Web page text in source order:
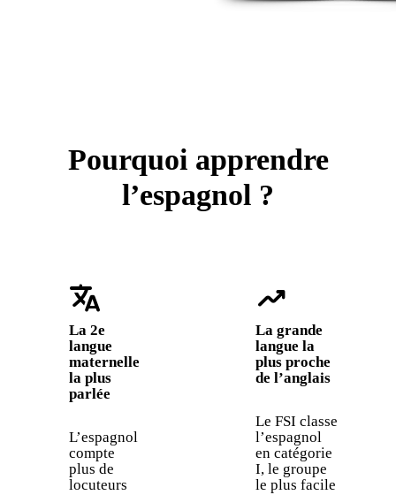
Pourquoi apprendre
l’espagnol ?
translate
La 2e
langue
maternelle
la plus
parlée
L’espagnol
compte
plus de
locuteurs
trending_up
La grande
langue la
plus proche
de l’anglais
Le FSI classe
l’espagnol
en catégorie
I, le groupe
le plus facile